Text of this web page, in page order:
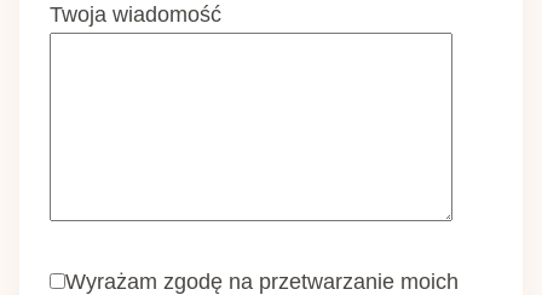
Twoja wiadomość
Wyrażam zgodę na przetwarzanie moich